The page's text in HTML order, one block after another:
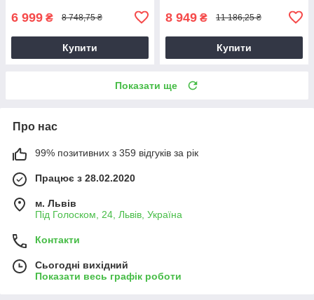
6 999 ₴ 8 748,75 ₴
Купити
8 949 ₴ 11 186,25 ₴
Купити
Показати ще
Про нас
99% позитивних з 359 відгуків за рік
Працює з 28.02.2020
м. Львів
Під Голоском, 24, Львів, Україна
Контакти
Сьогодні вихідний
Показати весь графік роботи